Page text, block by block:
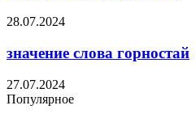
28.07.2024
значение слова горностай
27.07.2024
Популярное